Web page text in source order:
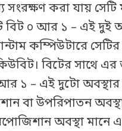
সংরক্ষণ করা যায় সেটি
বিট ০ আর ১ – এই দুই
কম্পিউটারে
বিটের সাথে
১ – এই দুটো
বা উপরিপাতন
অবস্থা মানে